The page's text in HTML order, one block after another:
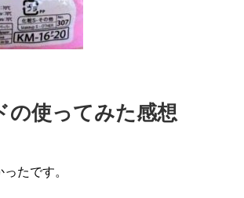
の使ってみた感想
たです。